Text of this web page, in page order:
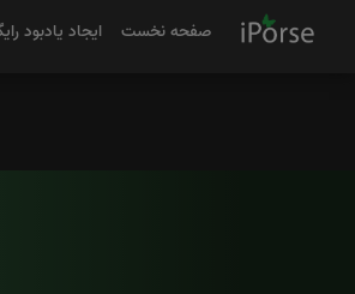
صفحه نخست ایجاد یادبود